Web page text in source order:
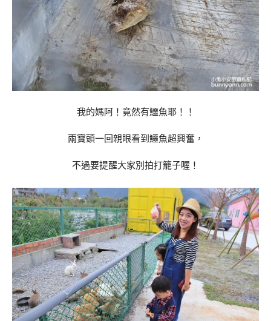
我的媽阿！竟然有鱷魚耶！！
兩寶頭一回親眼看到鱷魚超興奮，
不過要提醒大家別拍打籠子喔！